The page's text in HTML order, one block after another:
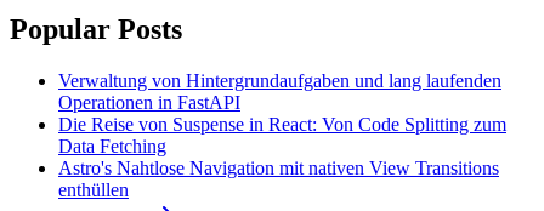
Popular Posts
Verwaltung von Hintergrundaufgaben und lang laufenden
Operationen in FastAPI
Die Reise von Suspense in React: Von Code Splitting zum
Data Fetching
Astro's Nahtlose Navigation mit nativen View Transitions
enthüllen